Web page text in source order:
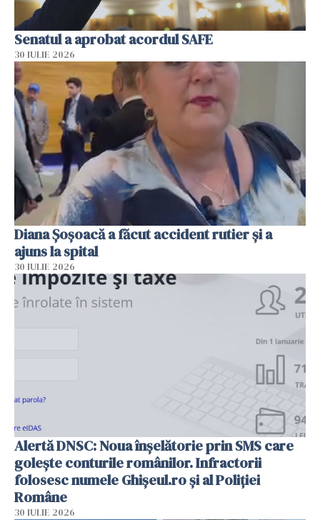
Senatul a aprobat acordul SAFE
30 IULIE 2026
Diana Șoșoacă a făcut accident rutier și a
ajuns la spital
30 IULIE 2026
Alertă DNSC: Noua înșelătorie prin SMS care
golește conturile românilor. Infractorii
folosesc numele Ghișeul.ro și al Poliției
Române
30 IULIE 2026